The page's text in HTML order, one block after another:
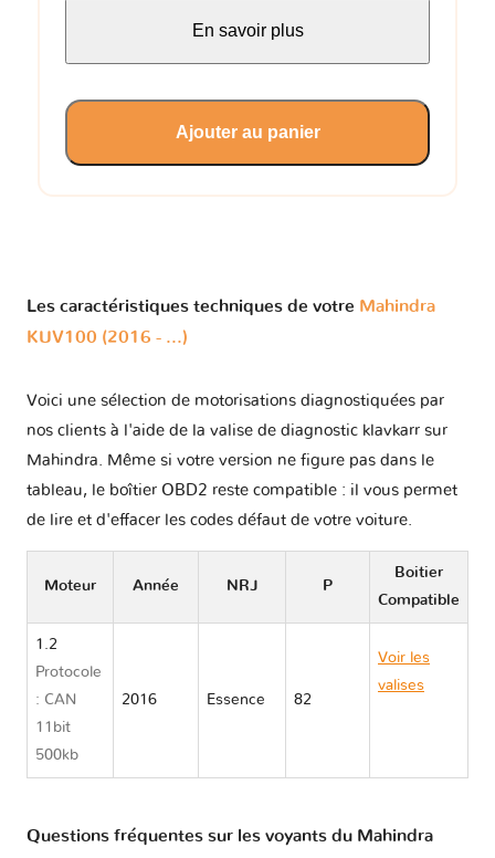
En savoir plus
Ajouter au panier
Les caractéristiques techniques de votre Mahindra
KUV100 (2016 - ...)
Voici une sélection de motorisations diagnostiquées par
nos clients à l'aide de la valise de diagnostic klavkarr sur
Mahindra. Même si votre version ne figure pas dans le
tableau, le boîtier OBD2 reste compatible : il vous permet
de lire et d'effacer les codes défaut de votre voiture.
Moteur Année NRJ P
Boitier
Compatible
1.2
Protocole
: CAN
11bit
500kb
2016 Essence 82
Voir les
valises
Questions fréquentes sur les voyants du Mahindra